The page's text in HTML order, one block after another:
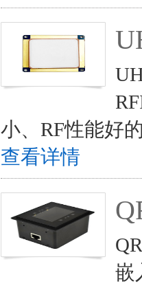
小、RF性能好
查看详情
嵌